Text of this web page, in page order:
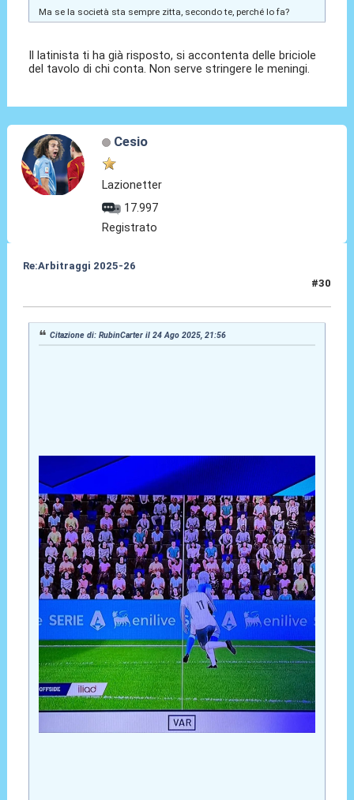
Ma se la società sta sempre zitta, secondo te, perché lo fa?
Il latinista ti ha già risposto, si accontenta delle briciole
del tavolo di chi conta. Non serve stringere le meningi.
Cesio
Lazionetter
17.997
Registrato
Re:Arbitraggi 2025-26
#30
Citazione di: RubinCarter il 24 Ago 2025, 21:56